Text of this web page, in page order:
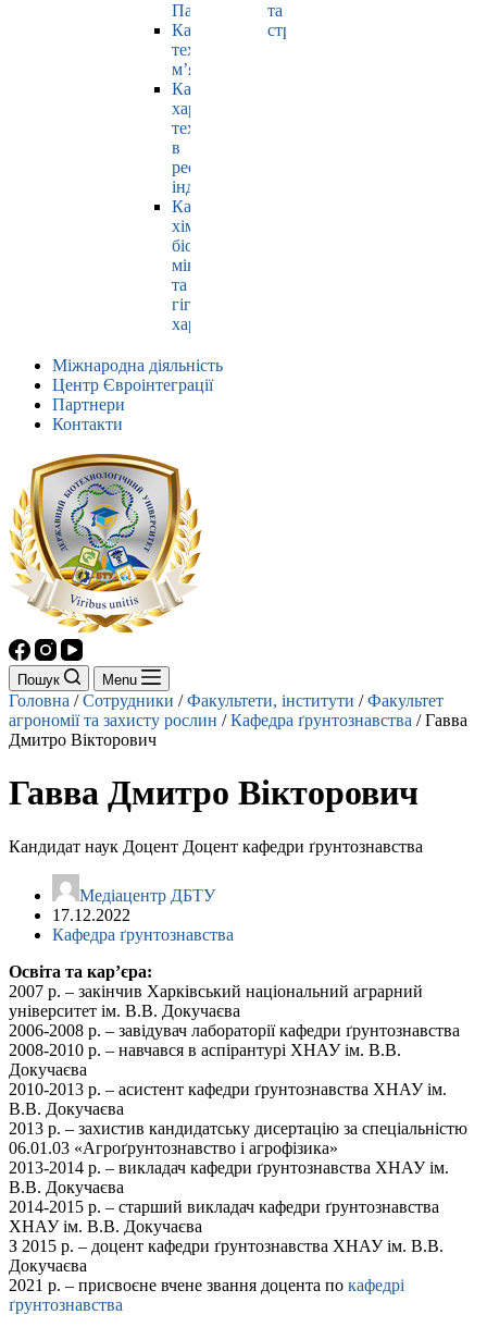
Павлюк
Кафедра
технології
м’яса
Кафедра
харчових
технологій
в
ресторанній
індустрії
Кафедра
хімії,
біохімії,
мікробіології
та
гігієни
харчування
та
страхування
Міжнародна діяльність
Центр Євроінтеграції
Партнери
Контакти
Пошук Menu
Головна /Сотрудники /Факультети, інститути /Факультет
агрономії та захисту рослин /Кафедра ґрунтознавства /Гавва
Дмитро Вікторович
Гавва Дмитро Вікторович
Кандидат наук Доцент Доцент кафедри ґрунтознавства
Mедіацентр ДБТУ
17.12.2022
Кафедра ґрунтознавства
Освіта та кар’єра:
2007 р. – закінчив Харківський національний аграрний
університет ім. В.В. Докучаєва
2006-2008 р. – завідувач лабораторії кафедри ґрунтознавства
2008-2010 р. – навчався в аспірантурі ХНАУ ім. В.В.
Докучаєва
2010-2013 р. – асистент кафедри ґрунтознавства ХНАУ ім.
В.В. Докучаєва
2013 р. – захистив кандидатську дисертацію за спеціальністю
06.01.03 «Агроґрунтознавство і агрофізика»
2013-2014 р. – викладач кафедри ґрунтознавства ХНАУ ім.
В.В. Докучаєва
2014-2015 р. – старший викладач кафедри ґрунтознавства
ХНАУ ім. В.В. Докучаєва
З 2015 р. – доцент кафедри ґрунтознавства ХНАУ ім. В.В.
Докучаєва
2021 р. – присвоєне вчене звання доцента по кафедрі
ґрунтознавства